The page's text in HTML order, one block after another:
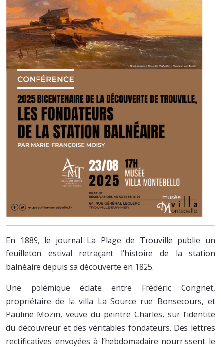
En 1889, le journal La Plage de Trouville publie un
feuilleton estival retraçant l’histoire de la station
balnéaire depuis sa découverte en 1825.
Une polémique éclate entre Frédéric Congnet,
propriétaire de la villa La Source rue Bonsecours, et
Pauline Mozin, veuve du peintre Charles, sur l’identité
du découvreur et des véritables fondateurs. Des lettres
rectificatives envoyées à l’hebdomadaire nourrissent le